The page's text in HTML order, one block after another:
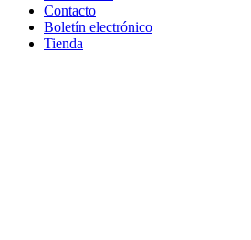
Contacto
Boletín electrónico
Tienda